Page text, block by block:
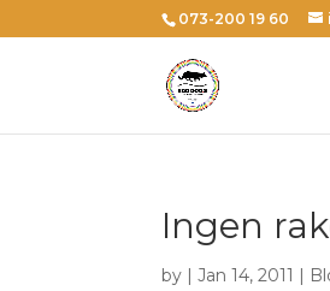
073-200 19 60
Ingen
by | Jan 14, 2011 |